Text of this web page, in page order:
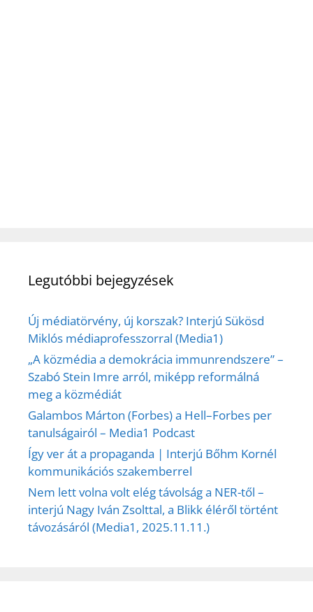
Legutóbbi bejegyzések
Új médiatörvény, új korszak? Interjú Sükösd
Miklós médiaprofesszorral (Media1)
„A közmédia a demokrácia immunrendszere” –
Szabó Stein Imre arról, miképp reformálná
meg a közmédiát
Galambos Márton (Forbes) a Hell–Forbes per
tanulságairól – Media1 Podcast
Így ver át a propaganda | Interjú Bőhm Kornél
kommunikációs szakemberrel
Nem lett volna volt elég távolság a NER-től –
interjú Nagy Iván Zsolttal, a Blikk éléről történt
távozásáról (Media1, 2025.11.11.)